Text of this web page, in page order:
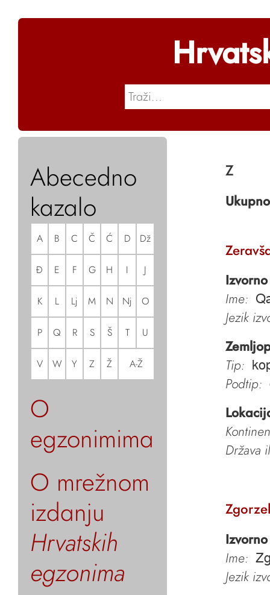
Abecedno
kazalo
A B C Č Ć D Dž
Đ E F G H I J
K L Lj M N Nj O
P Q R S Š T U
V W Y Z Ž A-Ž
O
egzonimima
O mrežnom
izdanju
Hrvatskih
egzonima
Z
Ime:
Jezik
Tip:
Podtip:
Država
Ime:
Jezik